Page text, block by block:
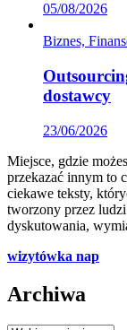
05/08/2026
Biznes,
dostawcy
23/06/2026
Miejsce, gdzie
przekazać innym to
ciekawe teksty,
tworzony przez
dyskutowania,
wizytówka nap
Archiwa